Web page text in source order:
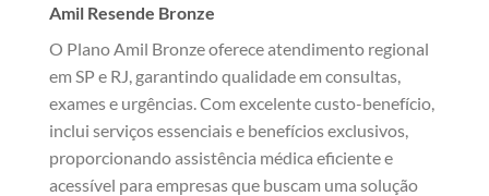
Amil Resende Bronze
O Plano Amil Bronze oferece atendimento regional
em SP e RJ, garantindo qualidade em consultas,
exames e urgências. Com excelente custo-benefício,
inclui serviços essenciais e benefícios exclusivos,
proporcionando assistência médica eficiente e
acessível para empresas que buscam uma solução